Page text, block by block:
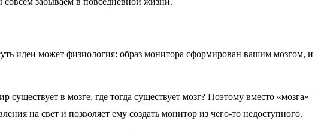
идеи может физиология: образ монитора сформирован вашим мозгом, и
в мозге, где тогда существует мозг? Поэтому вместо «мозга»
на свет и позволяет ему создать монитор из чего-то недоступного.